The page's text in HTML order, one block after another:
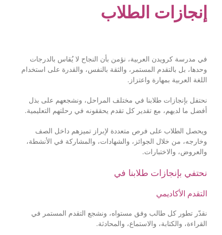
إنجازات الطلاب
في مدرسة كرويدن العربية، نؤمن بأن النجاح لا يُقاس بالدرجات
وحدها، بل بالتقدم المستمر، والثقة بالنفس، والقدرة على استخدام
اللغة العربية بمهارة واعتزاز.
نحتفل بإنجازات طلابنا في مختلف المراحل، ونشجعهم على بذل
أفضل ما لديهم، مع تقدير كل تقدم يحققونه في رحلتهم التعليمية.
ويحصل الطلاب على فرص متعددة لإبراز تميزهم داخل الصف
وخارجه، من خلال الجوائز، والشهادات، والمشاركة في الأنشطة،
والعروض، والاختبارات.
نحتفي بإنجازات طلابنا في
التقدم الأكاديمي
نقدّر تطور كل طالب وفق مستواه، ونشجع التقدم المستمر في
القراءة، والكتابة، والاستماع، والمحادثة.